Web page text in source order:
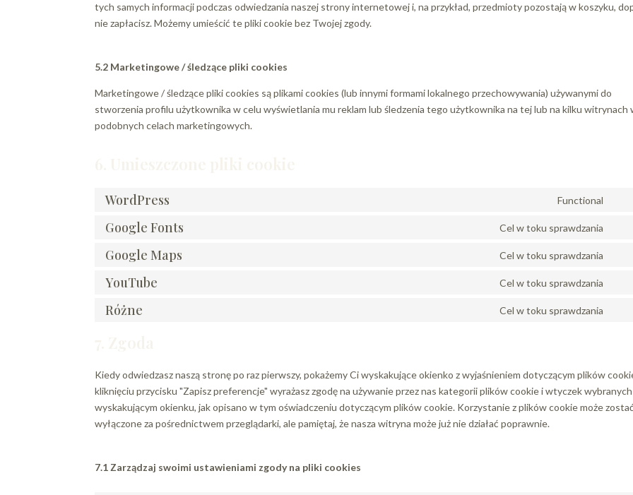
tych samych informacji podczas odwiedzania naszej strony internetowej i, na przykład, przedmioty pozostają w koszyku,
nie zapłacisz. Możemy umieścić te pliki cookie bez Twojej zgody.
5.2 Marketingowe / śledzące pliki cookies
Marketingowe / śledzące pliki cookies są plikami cookies (lub innymi formami lokalnego przechowywania) używanymi do
stworzenia profilu użytkownika w celu wyświetlania mu reklam lub śledzenia tego użytkownika na tej lub na kilku witrynach
podobnych celach marketingowych.
WordPress Functional
Google Fonts Cel w toku sprawdzania
Google Maps Cel w toku sprawdzania
YouTube Cel w toku sprawdzania
Różne Cel w toku sprawdzania
Kiedy odwiedzasz naszą stronę po raz pierwszy, pokażemy Ci wyskakujące okienko z wyjaśnieniem dotyczącym plików
kliknięciu przycisku "Zapisz preferencje" wyrażasz zgodę na używanie przez nas kategorii plików cookie i wtyczek
wyskakującym okienku, jak opisano w tym oświadczeniu dotyczącym plików cookie. Korzystanie z plików cookie może zostać
wyłączone za pośrednictwem przeglądarki, ale pamiętaj, że nasza witryna może już nie działać poprawnie.
7.1 Zarządzaj swoimi ustawieniami zgody na pliki cookies